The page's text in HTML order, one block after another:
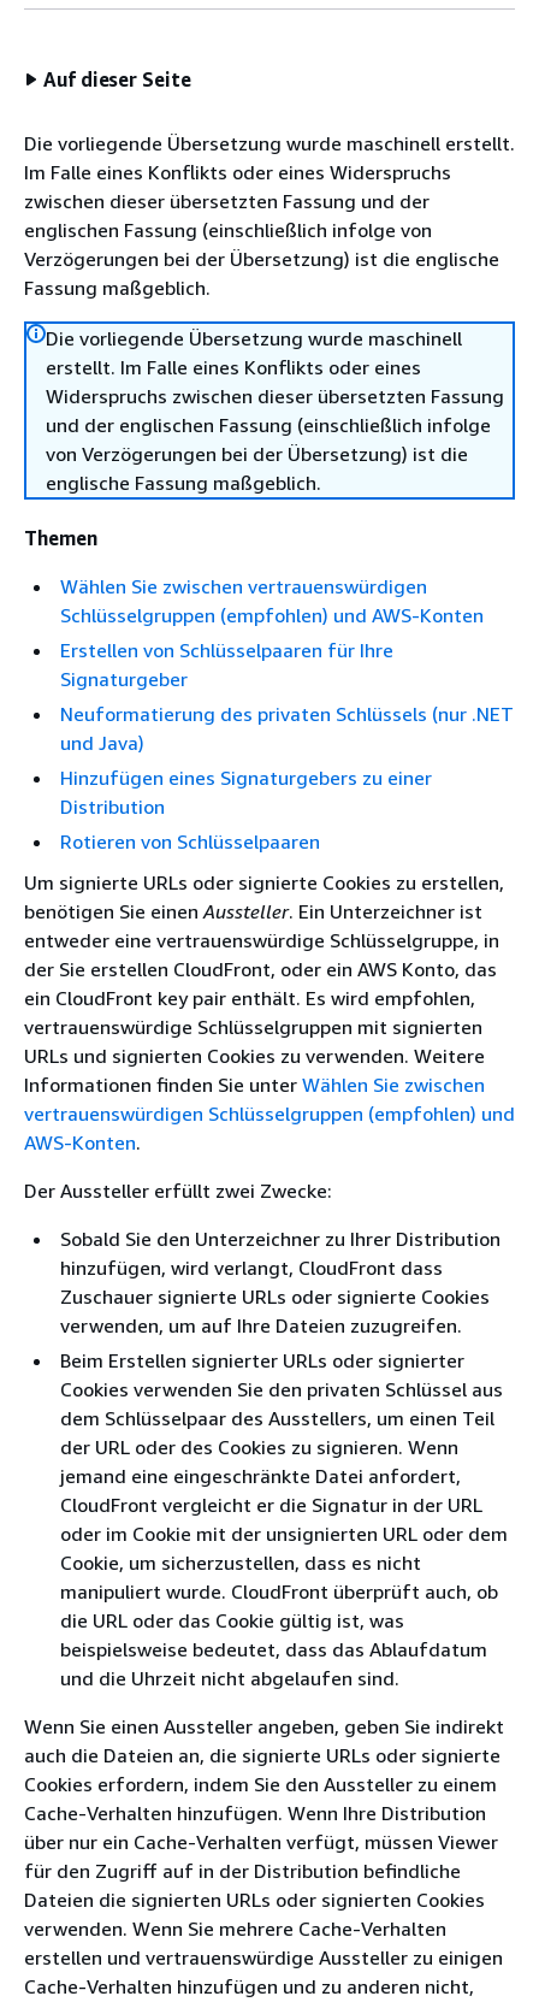
Auf dieser Seite
Die vorliegende Übersetzung wurde maschinell erstellt.
Im Falle eines Konflikts oder eines Widerspruchs
zwischen dieser übersetzten Fassung und der
englischen Fassung (einschließlich infolge von
Verzögerungen bei der Übersetzung) ist die englische
Fassung maßgeblich.
Die vorliegende Übersetzung wurde maschinell
erstellt. Im Falle eines Konflikts oder eines
Widerspruchs zwischen dieser übersetzten Fassung
und der englischen Fassung (einschließlich infolge
von Verzögerungen bei der Übersetzung) ist die
englische Fassung maßgeblich.
Themen
Wählen Sie zwischen vertrauenswürdigen
Schlüsselgruppen (empfohlen) und AWS-Konten
Erstellen von Schlüsselpaaren für Ihre
Signaturgeber
Neuformatierung des privaten Schlüssels (nur .NET
und Java)
Hinzufügen eines Signaturgebers zu einer
Distribution
Rotieren von Schlüsselpaaren
Um signierte URLs oder signierte Cookies zu erstellen,
benötigen Sie einenAussteller. Ein Unterzeichner ist
entweder eine vertrauenswürdige Schlüsselgruppe, in
der Sie erstellen CloudFront, oder ein AWS Konto, das
ein CloudFront key pair enthält. Es wird empfohlen,
vertrauenswürdige Schlüsselgruppen mit signierten
URLs und signierten Cookies zu verwenden. Weitere
Informationen finden Sie unter Wählen Sie zwischen
vertrauenswürdigen Schlüsselgruppen (empfohlen) und
AWS-Konten.
Der Aussteller erfüllt zwei Zwecke:
Sobald Sie den Unterzeichner zu Ihrer Distribution
hinzufügen, wird verlangt, CloudFront dass
Zuschauer signierte URLs oder signierte Cookies
verwenden, um auf Ihre Dateien zuzugreifen.
Beim Erstellen signierter URLs oder signierter
Cookies verwenden Sie den privaten Schlüssel aus
dem Schlüsselpaar des Ausstellers, um einen Teil
der URL oder des Cookies zu signieren. Wenn
jemand eine eingeschränkte Datei anfordert,
CloudFront vergleicht er die Signatur in der URL
oder im Cookie mit der unsignierten URL oder dem
Cookie, um sicherzustellen, dass es nicht
manipuliert wurde. CloudFront überprüft auch, ob
die URL oder das Cookie gültig ist, was
beispielsweise bedeutet, dass das Ablaufdatum
und die Uhrzeit nicht abgelaufen sind.
Wenn Sie einen Aussteller angeben, geben Sie indirekt
auch die Dateien an, die signierte URLs oder signierte
Cookies erfordern, indem Sie den Aussteller zu einem
Cache-Verhalten hinzufügen. Wenn Ihre Distribution
über nur ein Cache-Verhalten verfügt, müssen Viewer
für den Zugriff auf in der Distribution befindliche
Dateien die signierten URLs oder signierten Cookies
verwenden. Wenn Sie mehrere Cache-Verhalten
erstellen und vertrauenswürdige Aussteller zu einigen
Cache-Verhalten hinzufügen und zu anderen nicht,